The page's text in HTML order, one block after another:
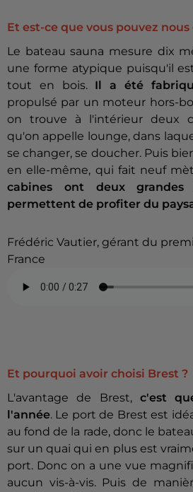
Et est-ce que vous pouvez
Le bateau sauna mesure dix
une forme atypique puisqu'il
tout en bois. Il a été
propulsé par un moteur hors-
on trouve à l'intérieur deux
qu'on appelle lounge, dans
se changer, se doucher. Puis
en elle-même, qui fait neuf
cabines ont deux
permettent de profiter du
Frédéric Vautier, gérant du
France
Et pourquoi avoir choisi Brest ?
L'avantage de Brest, c'est
l'année. Le port de Brest est
au fond de la rade, donc le
sur un quai qui en plus est
port. Donc on a une vue
aucun vis-à-vis. Puis de